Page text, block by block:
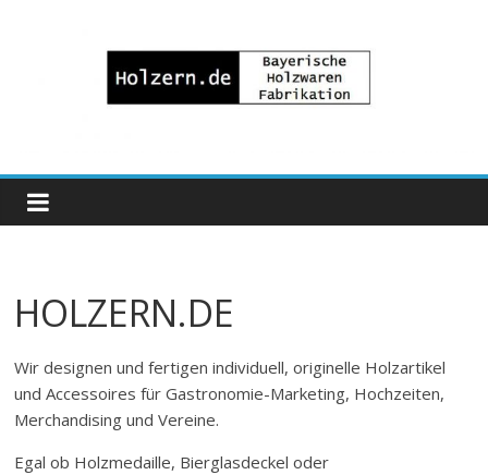
Bayrische
Holzwaren
Fabrikation
HOLZERN.DE
Wir designen und fertigen individuell, originelle Holzartikel
und Accessoires für Gastronomie-Marketing, Hochzeiten,
Merchandising und Vereine.
Egal ob Holzmedaille, Bierglasdeckel oder